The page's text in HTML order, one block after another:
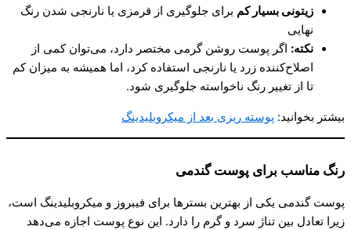
زیتونی بسیار کمبرای جلوگیری از قرمزی یا نارنجی شدن رنگ
نهایی
نکته:اگر پوست روشن گرمی مختصر دارد، می‌توان کمی از
اصلاح‌کننده زرد یا نارنجی استفاده کرد، اما همیشه به میزان کم
تا از تغییر رنگ ناخواسته جلوگیری شود.
بیشتر بخوانید:پوسته ریزی بعد از میکروبلیدینگ
رنگ مناسب برای پوست گندمی
پوست گندمی یکی از بهترین بسترها برای فیبروز و میکروبلیدینگ است،
زیرا تعادل بین تناژ سرد و گرم را دارد. این نوع پوست اجازه می‌دهد